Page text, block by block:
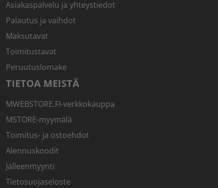
Asiakaspalvelu ja yhteystiedot
Palautus ja vaihdot
Maksutavat
Toimitustavat
Peruutuslomake
TIETOA MEISTÄ
MWEBSTORE.FI-verkkokauppa
MSTORE-myymälä
Toimitus- ja ostoehdot
Alennuskoodit
Jälleenmyynti
Tietosuojaseloste